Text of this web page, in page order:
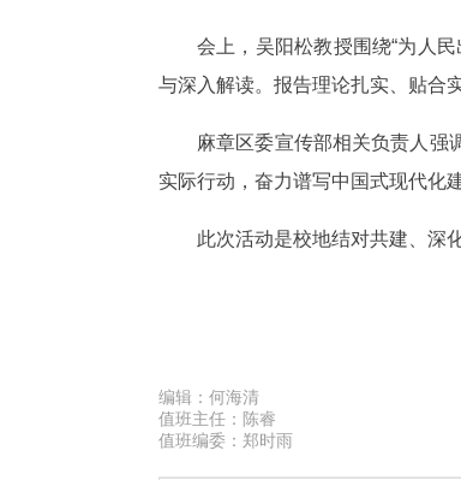
会上，吴阳松教授围绕“为人
与深入解读。报告理论扎实、贴合
麻章区委宣传部相关负责人强
实际行动，奋力谱写中国式现代化
此次活动是校地结对共建、深
编辑： 何海清
值班主任： 陈睿
值班编委： 郑时雨